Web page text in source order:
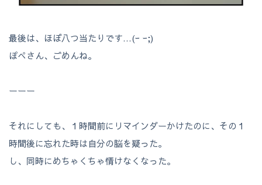
最後は、ほぼ八つ当たりです…(ｰ ｰ;)
ぽぺさん、ごめんね。
ーーー
それにしても、１時間前にリマインダーかけたのに、その１
時間後に忘れた時は自分の脳を疑った。
し、同時にめちゃくちゃ情けなくなった。